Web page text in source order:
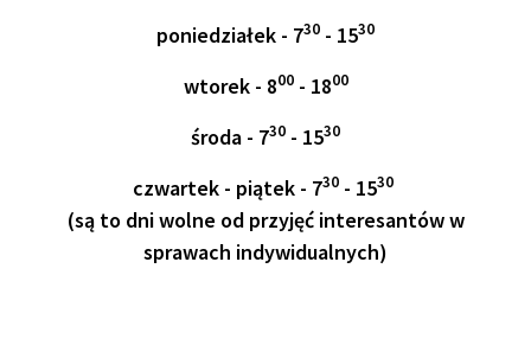
poniedziałek - 730 - 1530
wtorek - 800- 1800
środa - 730 - 1530
czwartek - piątek - 730 - 1530
(są to dni wolne od przyjęć interesantów w
sprawach indywidualnych)